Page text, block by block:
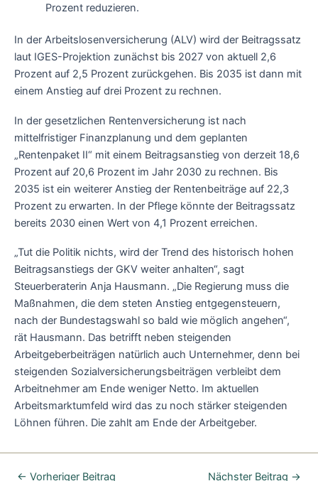
Prozent reduzieren.
In der Arbeitslosenversicherung (ALV) wird der Beitragssatz
laut IGES-Projektion zunächst bis 2027 von aktuell 2,6
Prozent auf 2,5 Prozent zurückgehen. Bis 2035 ist dann mit
einem Anstieg auf drei Prozent zu rechnen.
In der gesetzlichen Rentenversicherung ist nach
mittelfristiger Finanzplanung und dem geplanten
„Rentenpaket II“ mit einem Beitragsanstieg von derzeit 18,6
Prozent auf 20,6 Prozent im Jahr 2030 zu rechnen. Bis
2035 ist ein weiterer Anstieg der Rentenbeiträge auf 22,3
Prozent zu erwarten. In der Pflege könnte der Beitragssatz
bereits 2030 einen Wert von 4,1 Prozent erreichen.
„Tut die Politik nichts, wird der Trend des historisch hohen
Beitragsanstiegs der GKV weiter anhalten“, sagt
Steuerberaterin Anja Hausmann. „Die Regierung muss die
Maßnahmen, die dem steten Anstieg entgegensteuern,
nach der Bundestagswahl so bald wie möglich angehen“,
rät Hausmann. Das betrifft neben steigenden
Arbeitgeberbeiträgen natürlich auch Unternehmer, denn bei
steigenden Sozialversicherungsbeiträgen verbleibt dem
Arbeitnehmer am Ende weniger Netto. Im aktuellen
Arbeitsmarktumfeld wird das zu noch stärker steigenden
Löhnen führen. Die zahlt am Ende der Arbeitgeber.
← Vorheriger Beitrag Nächster Beitrag →